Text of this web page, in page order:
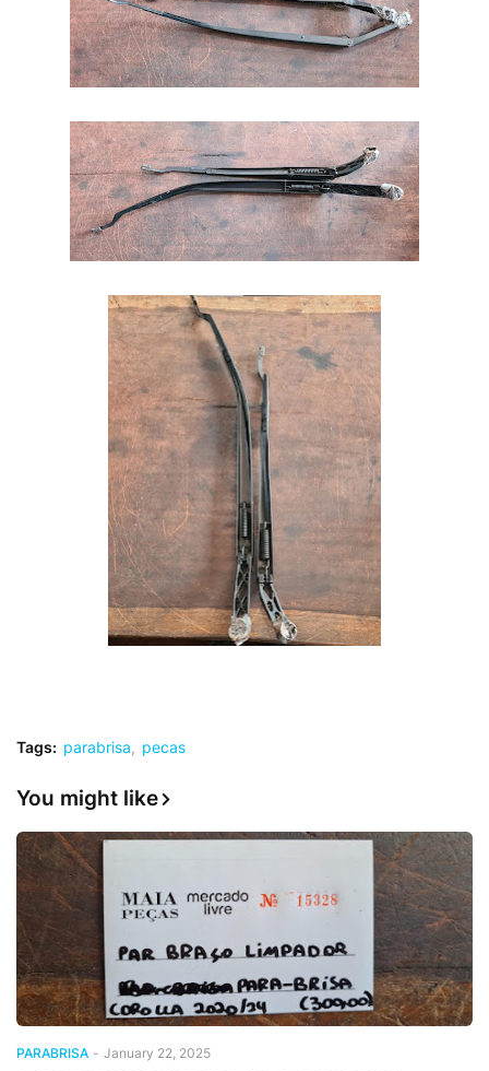
Tags: parabrisa pecas
You might like
PARABRISA - January 22, 2025